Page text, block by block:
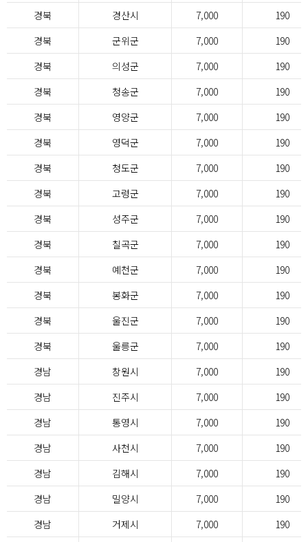
경북
경산시 7,000
190
경북
군위군 7,000
190
경북
의성군 7,000
190
경북
청송군 7,000
190
경북
영양군 7,000
190
경북
영덕군 7,000
190
경북
청도군 7,000
190
경북
고령군 7,000
190
경북
성주군 7,000
190
경북
칠곡군 7,000
190
경북
예천군 7,000
190
경북
봉화군 7,000
190
경북
울진군 7,000
190
경북
울릉군 7,000
190
경남
창원시 7,000
190
경남
진주시 7,000
190
경남
통영시 7,000
190
경남
사천시 7,000
190
경남
김해시 7,000
190
경남
밀양시 7,000
190
경남
거제시 7,000
190